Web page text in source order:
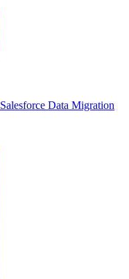
Salesforce Data Migration